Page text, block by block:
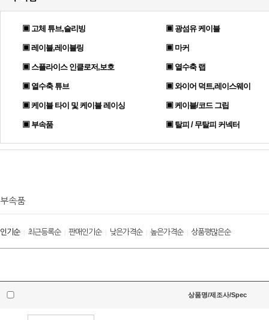
▣ 고체 튜브,슬리빙 ▣ 광섬유 케이블
▣ 레이블,레이블링 ▣ 마커
▣ 스플라이스 인클로저,보호 ▣ 열수축 랩
▣ 열수축 튜브 ▣ 와이어 덕트,레이스웨이
▣ 케이블 타이 및 케이블 레이싱 ▣ 케이블/코드 그립
▣ 부속품 ▣ 탈피 / 무탈피 커넥터
부속품
인기순| 최근등록순| 판매인기순| 낮은가격순| 높은가격순| 상품평많은순
상품명/제조사/Spec